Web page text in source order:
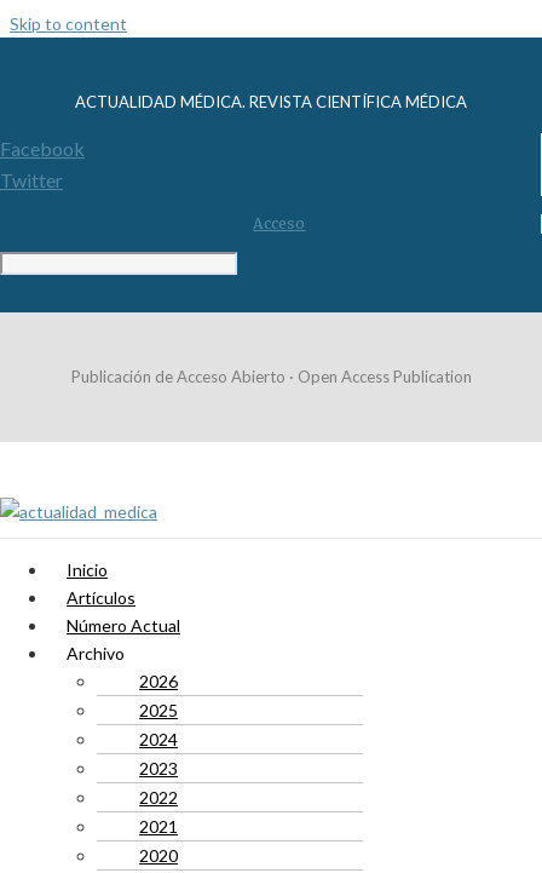
Skip to content
ACTUALIDAD MÉDICA. REVISTA CIENTÍFICA MÉDICA
Facebook
Twitter
Acceso
Publicación de Acceso Abierto · Open Access Publication
Inicio
Artículos
Número Actual
Archivo
2026
2025
2024
2023
2022
2021
2020